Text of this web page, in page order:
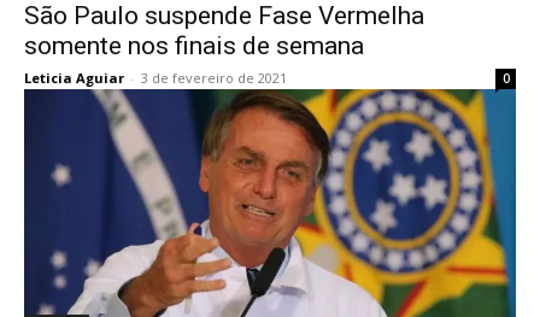
São Paulo suspende Fase Vermelha
somente nos finais de semana
Leticia Aguiar - 3 de fevereiro de 2021 0